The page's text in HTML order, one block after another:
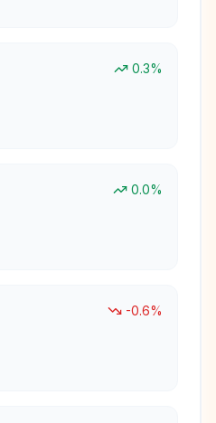
0.3%
0.0%
-0.6%